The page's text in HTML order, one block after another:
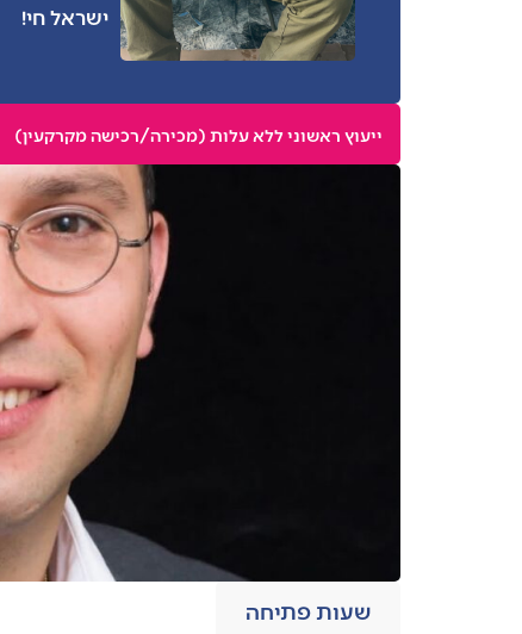
ישראל חי!
ייעוץ ראשוני ללא עלות (מכירה/רכישה מקרקעין)
שעות פתיחה